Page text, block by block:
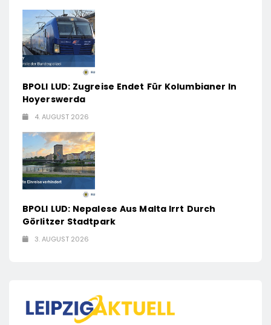
BPOLI LUD: Zugreise Endet Für Kolumbianer In
Hoyerswerda
4. AUGUST 2026
BPOLI LUD: Nepalese Aus Malta Irrt Durch
Görlitzer Stadtpark
3. AUGUST 2026